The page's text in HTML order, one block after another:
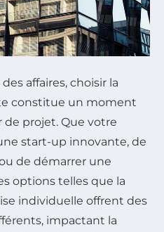
affaires, choisir la
constitue un moment
projet. Que votre
start-up innovante, de
de démarrer une
options telles que la
individuelle offrent des
impactant la